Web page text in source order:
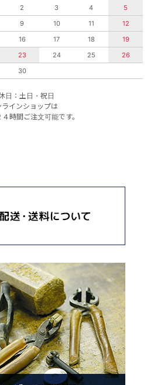
2 3 4
5
9 10 11
12
16 17 18
19
23 24 25
26
30
日：土日・祝日
ラインショップは
時間ご注文可能です。